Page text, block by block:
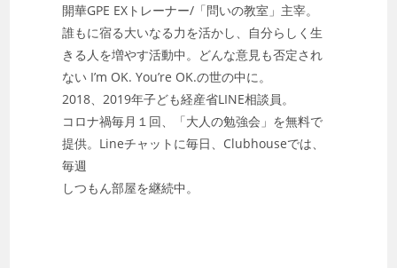
開華GPE EXトレーナー/「問いの教室」主宰。
誰もに宿る大いなる力を活かし、自分らしく生
きる人を増やす活動中。どんな意見も否定され
ない I’m OK. You’re OK.の世の中に。
2018、2019年子ども経産省LINE相談員。
コロナ禍毎月１回、「大人の勉強会」を無料で
提供。Lineチャットに毎日、Clubhouseでは、
毎週
しつもん部屋を継続中。